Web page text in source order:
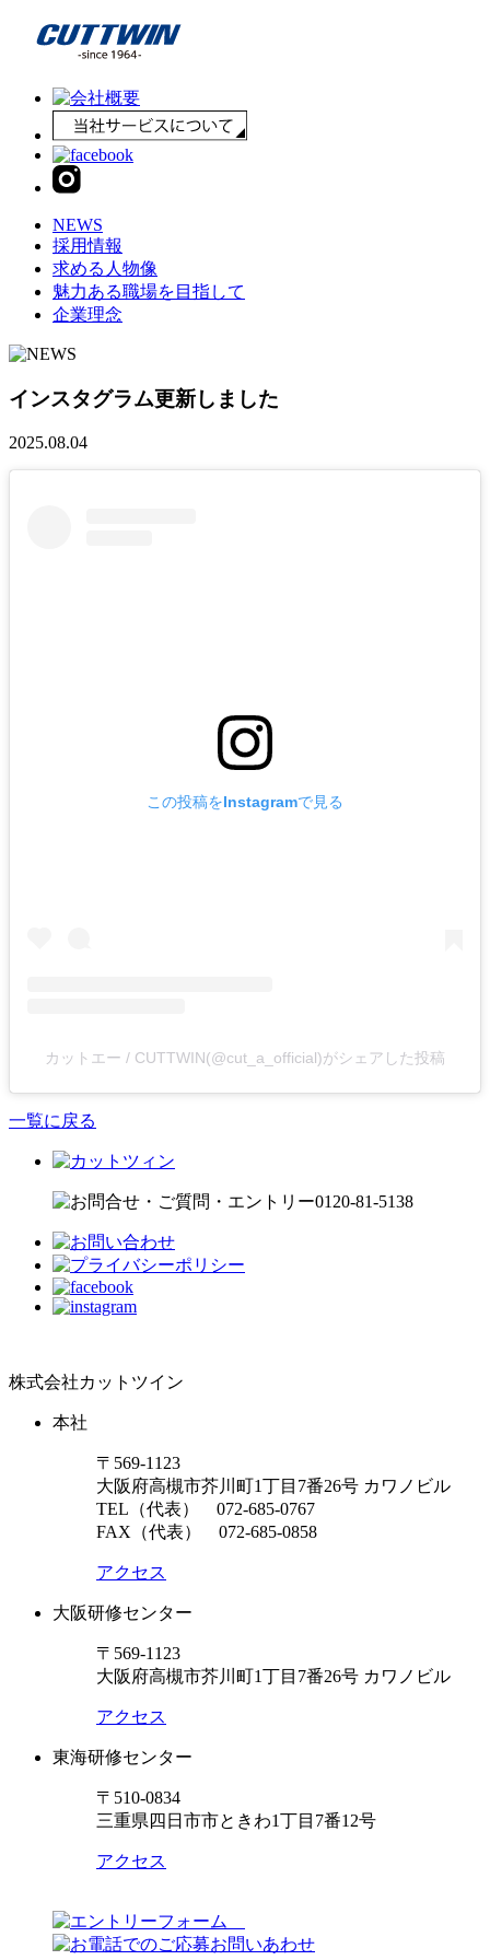
NEWS
採用情報
求める人物像
魅力ある職場を目指して
企業理念
インスタグラム更新しました
2025.08.04
この投稿をInstagramで見る
カットエー / CUTTWIN(@cut_a_official)がシェアした投稿
一覧に戻る
株式会社カットツイン
本社
〒569-1123
大阪府高槻市芥川町1丁目7番26号 カワノビル
TEL（代表） 072-685-0767
FAX（代表） 072-685-0858
アクセス
大阪研修センター
〒569-1123
大阪府高槻市芥川町1丁目7番26号 カワノビル
アクセス
東海研修センター
〒510-0834
三重県四日市市ときわ1丁目7番12号
アクセス